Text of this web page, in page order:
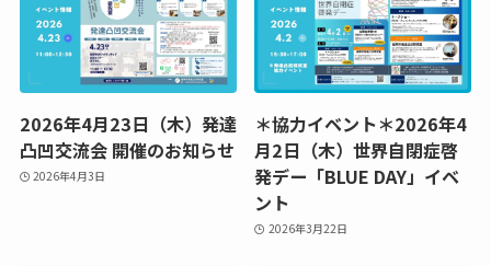
2026年4月23日（木）発達
凸凹交流会 開催のお知らせ
2026年4月3日
＊協力イベント＊2026年4
月2日（木）世界自閉症啓
発デー「BLUE DAY」イベ
ント
2026年3月22日